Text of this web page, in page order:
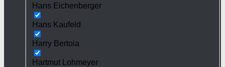
Hans Eichenberger
Hans Kaufeld
Harry Bertoia
Hartmut Lohmeyer